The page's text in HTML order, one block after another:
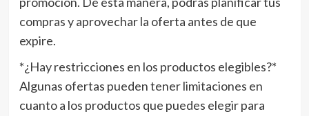
compras y aprovechar la oferta antes de que
expire.
*¿Hay restricciones en los productos elegibles?*
Algunas ofertas pueden tener limitaciones en
cuanto a los productos que puedes elegir para